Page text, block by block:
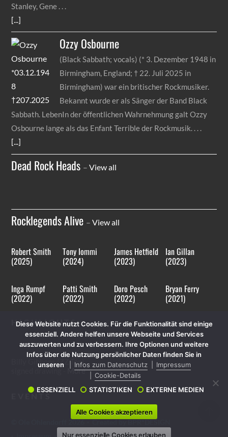
Stanley, Gene
[...]
OzzyOsbourne
(Black Sabbath; vocals) (* 3. Dezember 1948 in
Birmingham, England; † 22. Juli 2025 in
Birmingham) war ein britischer Rockmusiker.
Bekannt wurde er als Sänger der Band Black
Sabbath. LebenIn der öffentlichen Wahrnehmung galt Ozzy
Osbourne lange als das Enfant Terrible der Rockmusik.
[...]
Dead Rock Heads –View all
Rocklegends Alive –View all
Robert Smith
(2025)
Tony Iommi
(2024)
James Hetfield
(2023)
Ian Gillan
(2023)
Inga Rumpf
(2022)
Patti Smith
(2022)
Doro Pesch
(2022)
Bryan Ferry
(2021)
HIGHLIGHTS
Billy Gibbons (ZZ Top)
More
EVENTS
Diese Website nutzt Cookies. Für die Funktionalität sind einige
essenziell. Andere helfen unsere Webseite und Services
auszuwerten und zu verbessern. Ihre Optionen und weitere
Infos über die Nutzung persönlicher Daten finden Sie in
unseren
Infos zum Datenschutz
Impressum
Cookie-Details
ESSENZIELL
STATISTIKEN EXTERNE MEDIEN
Alle Cookies akzeptieren
Nur essenzielle Cookies erlauben